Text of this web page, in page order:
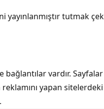
yayınlanmıştır
vardır.
reklamını yapan